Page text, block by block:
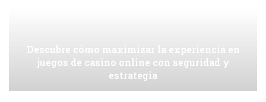
Descubre cómo maximizar la experiencia en
juegos de casino online con seguridad y
estrategia